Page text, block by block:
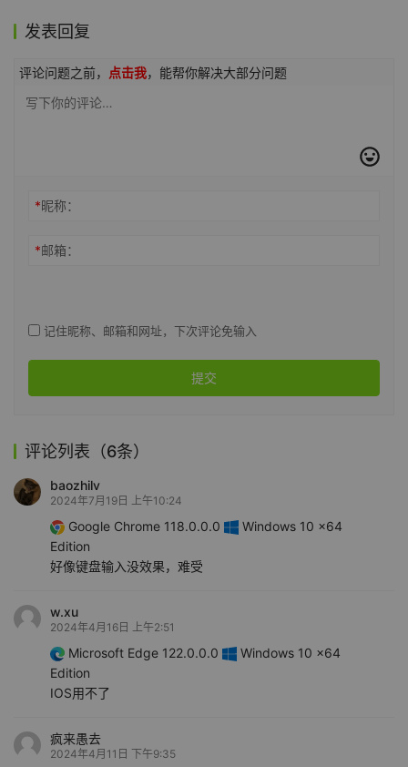
发表回复
评论问题之前， 点击我，能帮你解决大部分问题
*昵称：
*邮箱：
记住昵称、邮箱和网址，下次评论免输入
提交
评论列表（6条）
baozhilv
2024年7月19日 上午10:24
Google Chrome 118.0.0.0
Windows 10 x64
Edition
好像键盘输入没效果，难受
w.xu
2024年4月16日 上午2:51
Microsoft Edge 122.0.0.0
Windows 10 x64
Edition
IOS用不了
疯来愚去
2024年4月11日 下午9:35